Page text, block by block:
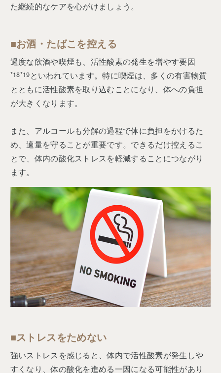
た継続的なケアを心がけましょう。
■お酒・たばこを控える
過度な飲酒や喫煙も、活性酸素の発生を増やす要因
*18*19といわれています。特に喫煙は、多くの有害物質
とともに活性酸素を取り込むことになり、体への負担
が大きくなります。
また、アルコールも分解の過程で体に負担をかけるた
め、適量を守ることが重要です。できるだけ控えるこ
とで、体内の酸化ストレスを軽減することにつながり
ます。
■ストレスをためない
強いストレスを感じると、体内で活性酸素が発生しや
すくなり、体の酸化を進める一因になる可能性があり